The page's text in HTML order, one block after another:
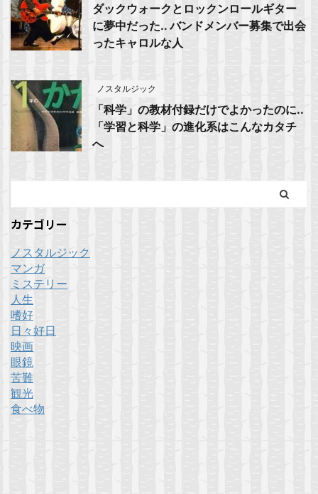
ダックウォークとロックンロールギター
に夢中だった.. バンドメンバー募集で出会
ったキャロルな人
ノスタルジック
「科学」の教材付録だけでよかったのに..
「学習と科学」の進化系はこんなカタチ
へ
カテゴリー
ノスタルジック
マンガ
ミステリー
人生
嗜好
日々好日
映画
眼鏡
苦難
観光
食べ物